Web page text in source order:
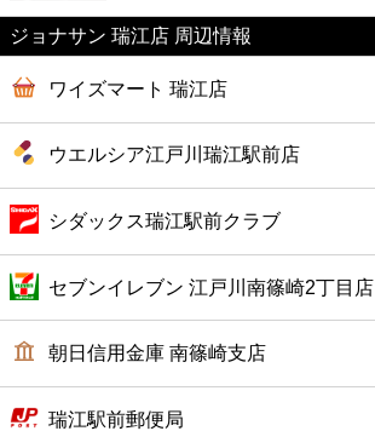
ファーストフード
カフェ
ショッピング
銀行
公共
病院
ホテル
ジョナサン 瑞江店 周辺情報
ワイズマート 瑞江店
ウエルシア江戸川瑞江駅前店
シダックス瑞江駅前クラブ
セブンイレブン 江戸川南篠崎2丁目店
朝日信用金庫 南篠崎支店
瑞江駅前郵便局